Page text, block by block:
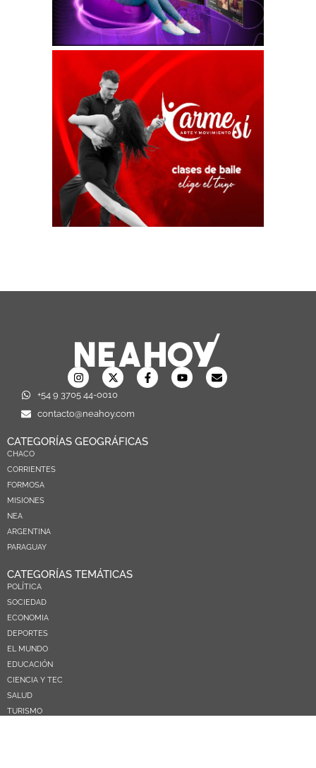
+54 9 3705 44-0010
contacto@neahoy.com
CATEGORÍAS GEOGRÁFICAS
CHACO
CORRIENTES
FORMOSA
MISIONES
NEA
ARGENTINA
PARAGUAY
CATEGORÍAS TEMÁTICAS
POLÍTICA
SOCIEDAD
ECONOMIA
DEPORTES
EL MUNDO
EDUCACIÓN
CIENCIA Y TEC
SALUD
TURISMO